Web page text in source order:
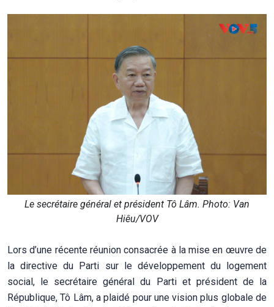
Le secrétaire général et président Tô Lâm. Photo: Van
Hiêu/VOV
Lors d’une récente réunion consacrée à la mise en œuvre de
la directive du Parti sur le développement du logement
social, le secrétaire général du Parti et président de la
République, Tô Lâm, a plaidé pour une vision plus globale de